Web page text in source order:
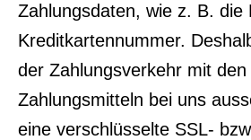
Zahlungsdaten, wie z. B. die
Kreditkartennummer.
der Zahlungsverkehr mit den
Zahlungsmitteln bei uns
eine verschlüsselte SSL-